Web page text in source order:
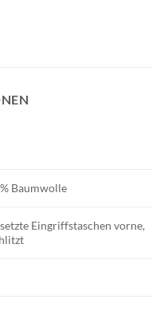
Baumwolle
Eingriffstaschen vorne,